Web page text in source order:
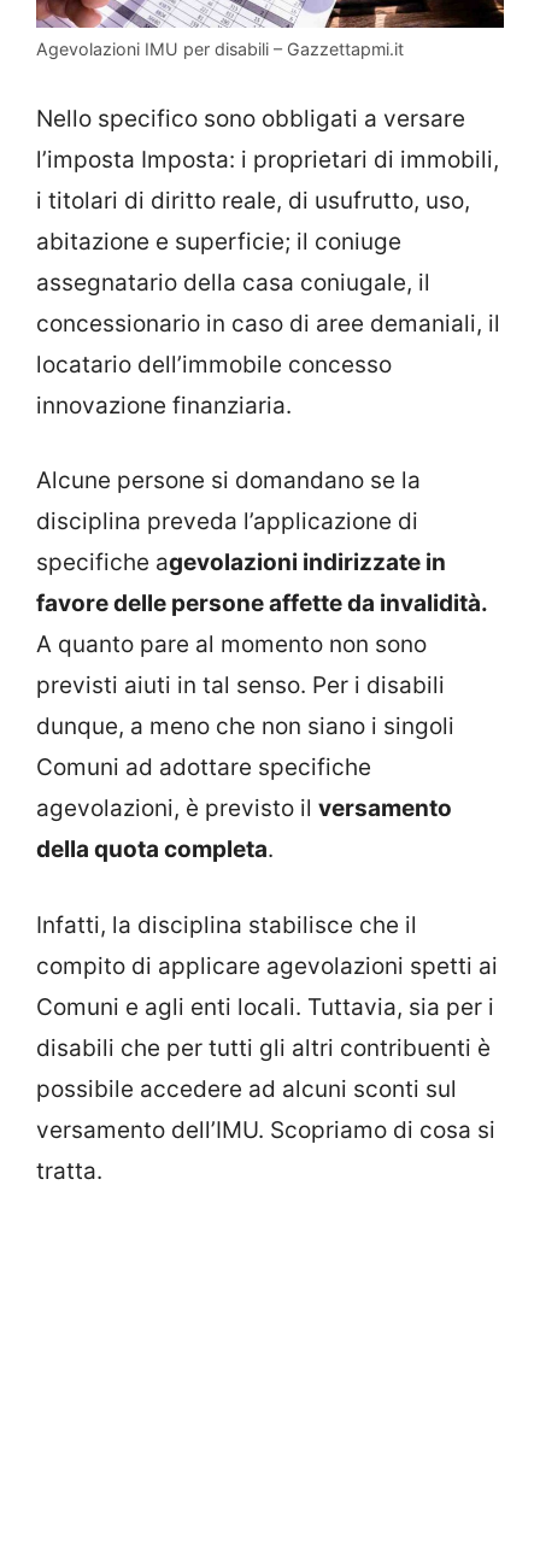
Agevolazioni IMU per disabili – Gazzettapmi.it
Nello specifico sono obbligati a versare
l’imposta Imposta: i proprietari di immobili,
i titolari di diritto reale, di usufrutto, uso,
abitazione e superficie; il coniuge
assegnatario della casa coniugale, il
concessionario in caso di aree demaniali, il
locatario dell’immobile concesso
innovazione finanziaria.
Alcune persone si domandano se la
disciplina preveda l’applicazione di
specifiche agevolazioni indirizzate in
favore delle persone affette da invalidità.
A quanto pare al momento non sono
previsti aiuti in tal senso. Per i disabili
dunque, a meno che non siano i singoli
Comuni ad adottare specifiche
agevolazioni, è previsto il versamento
della quota completa.
Infatti, la disciplina stabilisce che il
compito di applicare agevolazioni spetti ai
Comuni e agli enti locali. Tuttavia, sia per i
disabili che per tutti gli altri contribuenti è
possibile accedere ad alcuni sconti sul
versamento dell’IMU. Scopriamo di cosa si
tratta.